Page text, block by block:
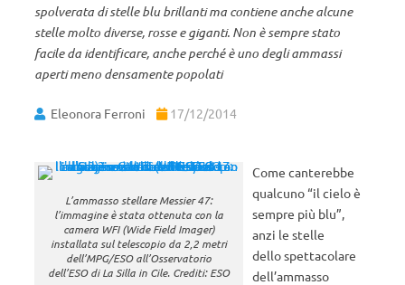
spolverata di stelle blu brillanti ma contiene anche alcune
stelle molto diverse, rosse e giganti. Non è sempre stato
facile da identificare, anche perché è uno degli ammassi
aperti meno densamente popolati
Eleonora Ferroni 17/12/2014
L’ammasso stellare Messier 47:
l’immagine è stata ottenuta con la
camera WFI (Wide Field Imager)
installata sul telescopio da 2,2 metri
dell’MPG/ESO all’Osservatorio
dell’ESO di La Silla in Cile. Crediti: ESO
Come canterebbe
qualcuno “il cielo è
sempre più blu”,
anzi le stelle
dello spettacolare
dell’ammasso